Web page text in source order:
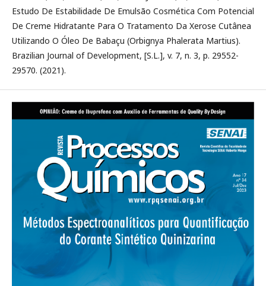
Estudo De Estabilidade De Emulsão Cosmética Com Potencial
De Creme Hidratante Para O Tratamento Da Xerose Cutânea
Utilizando O Óleo De Babaçu (Orbignya Phalerata Martius).
Brazilian Journal of Development, [S.L.], v. 7, n. 3, p. 29552-
29570. (2021).